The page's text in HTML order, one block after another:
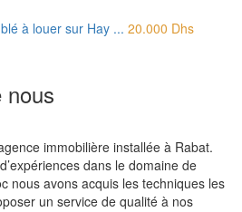
à louer sur Hay ... 20.000 Dhs
nous
immobilière installée à Rabat.
dans le domaine de
nous avons acquis les techniques les
un service de qualité à nos